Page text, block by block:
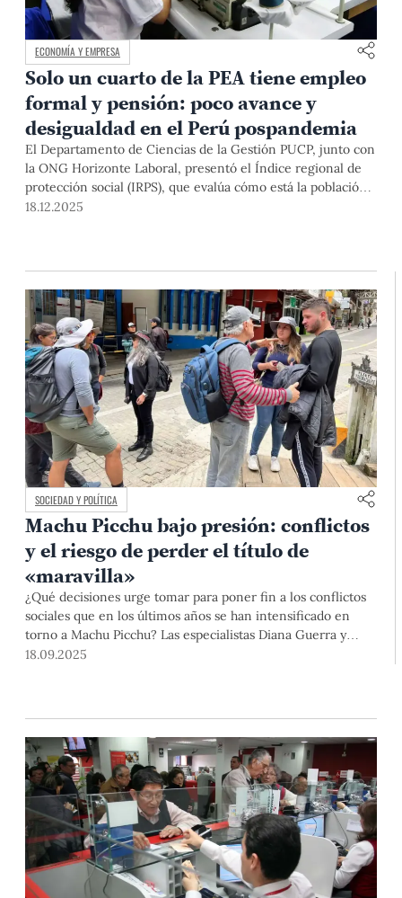
ECONOMÍA Y EMPRESA
Solo un cuarto de la PEA tiene empleo
formal y pensión: poco avance y
desigualdad en el Perú pospandemia
El Departamento de Ciencias de la Gestión PUCP, junto con
la ONG Horizonte Laboral, presentó el Índice regional de
protección social (IRPS), que evalúa cómo está la población
económicamente activa de nuestro país en salud, pensiones
18.12.2025
SOCIEDAD Y POLÍTICA
Machu Picchu bajo presión: conflictos
y el riesgo de perder el título de
«maravilla»
¿Qué decisiones urge tomar para poner fin a los conflictos
sociales que en los últimos años se han intensificado en
torno a Machu Picchu? Las especialistas Diana Guerra y
Rocio del Carmen Lombardi, profesoras del Dpto. de
18.09.2025